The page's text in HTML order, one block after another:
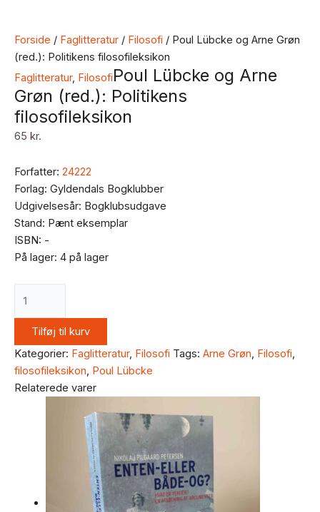
Forside / Faglitteratur / Filosofi / Poul Lübcke og Arne Grøn
(red.): Politikens filosofileksikon
Faglitteratur, FilosofiPoul Lübcke og Arne
Grøn (red.): Politikens
filosofileksikon
65 kr.
Forfatter: 24222
Forlag: Gyldendals Bogklubber
Udgivelsesår: Bogklubsudgave
Stand: Pænt eksemplar
ISBN: -
På lager: 4 på lager
Tilføj til kurv
Kategorier: Faglitteratur, Filosofi Tags: Arne Grøn, Filosofi,
filosofileksikon, Poul Lübcke
Relaterede varer